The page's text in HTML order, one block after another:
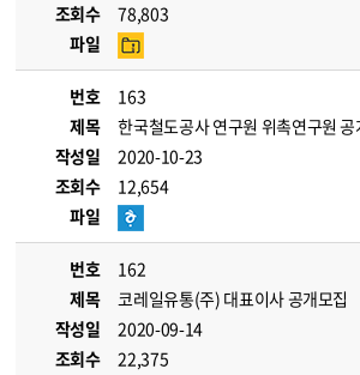
조회수
78,803
파일
번호
163
제목
한국철도공사 연구원 위촉연구원 공
작성일
2020-10-23
조회수
12,654
파일
번호
162
제목
코레일유통(주) 대표이사 공개모집
작성일
2020-09-14
조회수
22,375